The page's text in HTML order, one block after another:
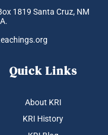
1819 Santa Cruz, NM
Quick Links
About KRI
KRI History